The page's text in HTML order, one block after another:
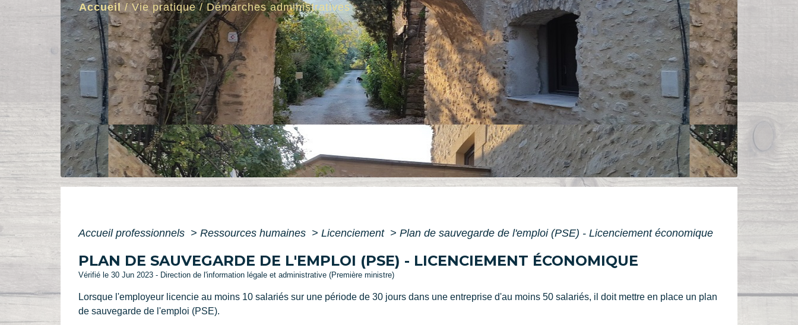
Accueil/Vie pratique/Démarches administratives
Accueil professionnels > Ressources humaines > Licenciement > Plan de sauvegarde de l'emploi (PSE) - Licenciement économique
PLAN DE SAUVEGARDE DE L'EMPLOI (PSE) - LICENCIEMENT ÉCONOMIQUE
Vérifié le 30 Jun 2023 - Direction de l'information légale et administrative (Première ministre)
Lorsque l'employeur licencie au moins 10 salariés sur une période de 30 jours dans une entreprise d'au moins 50 salariés, il doit mettre en place un plan
de sauvegarde de l'emploi (PSE).